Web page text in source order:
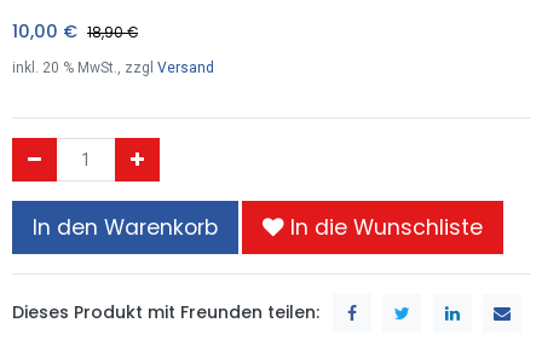
10,00 € 18,90€
inkl. 20 % MwSt., zzgl Versand
In den Warenkorb In die Wunschliste
Dieses Produkt mit Freunden teilen: